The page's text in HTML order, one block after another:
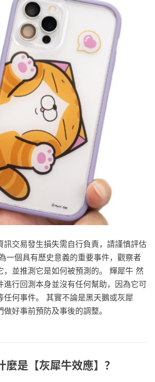
訊交易發生損失需自行負責，請謹慎評估
一個具有歷史意義的重要事件，觀察者
，並推測它是如何被預測的。 輝犀牛 然
進行回測本身並沒有任何幫助，因為它可
任何事件。 其實不論是黑天鵝或灰犀
好事前預防及事後的調整。
麼是【灰犀牛效應】？